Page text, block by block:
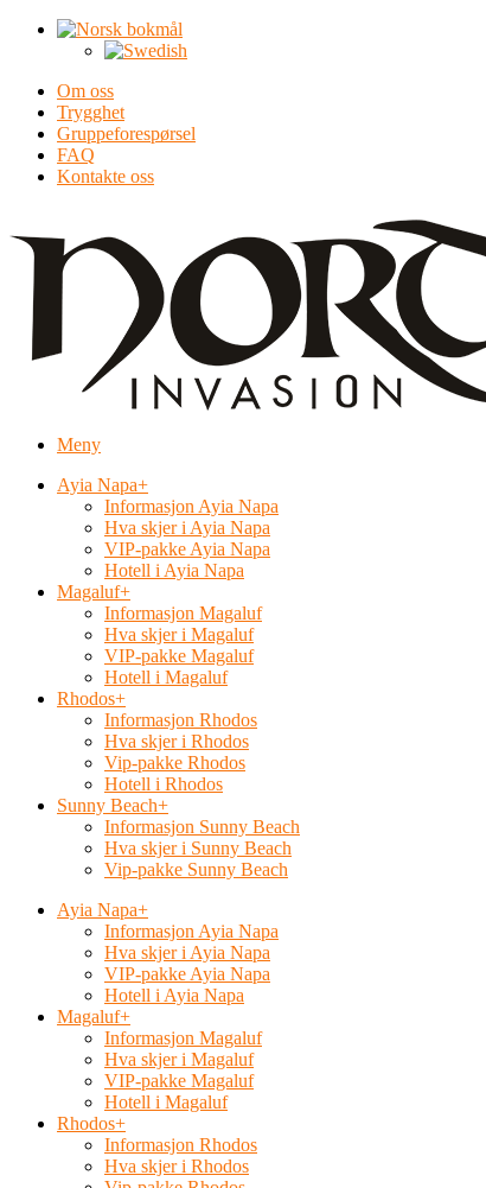
Om oss
Trygghet
Gruppeforespørsel
FAQ
Kontakte oss
Meny
Ayia Napa+
Informasjon Ayia Napa
Hva skjer i Ayia Napa
VIP-pakke Ayia Napa
Hotell i Ayia Napa
Magaluf+
Informasjon Magaluf
Hva skjer i Magaluf
VIP-pakke Magaluf
Hotell i Magaluf
Rhodos+
Informasjon Rhodos
Hva skjer i Rhodos
Vip-pakke Rhodos
Hotell i Rhodos
Sunny Beach+
Informasjon Sunny Beach
Hva skjer i Sunny Beach
Vip-pakke Sunny Beach
Ayia Napa+
Informasjon Ayia Napa
Hva skjer i Ayia Napa
VIP-pakke Ayia Napa
Hotell i Ayia Napa
Magaluf+
Informasjon Magaluf
Hva skjer i Magaluf
VIP-pakke Magaluf
Hotell i Magaluf
Rhodos+
Informasjon Rhodos
Hva skjer i Rhodos